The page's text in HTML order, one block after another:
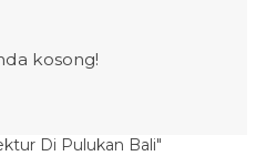
kosong!
Di Pulukan Bali"